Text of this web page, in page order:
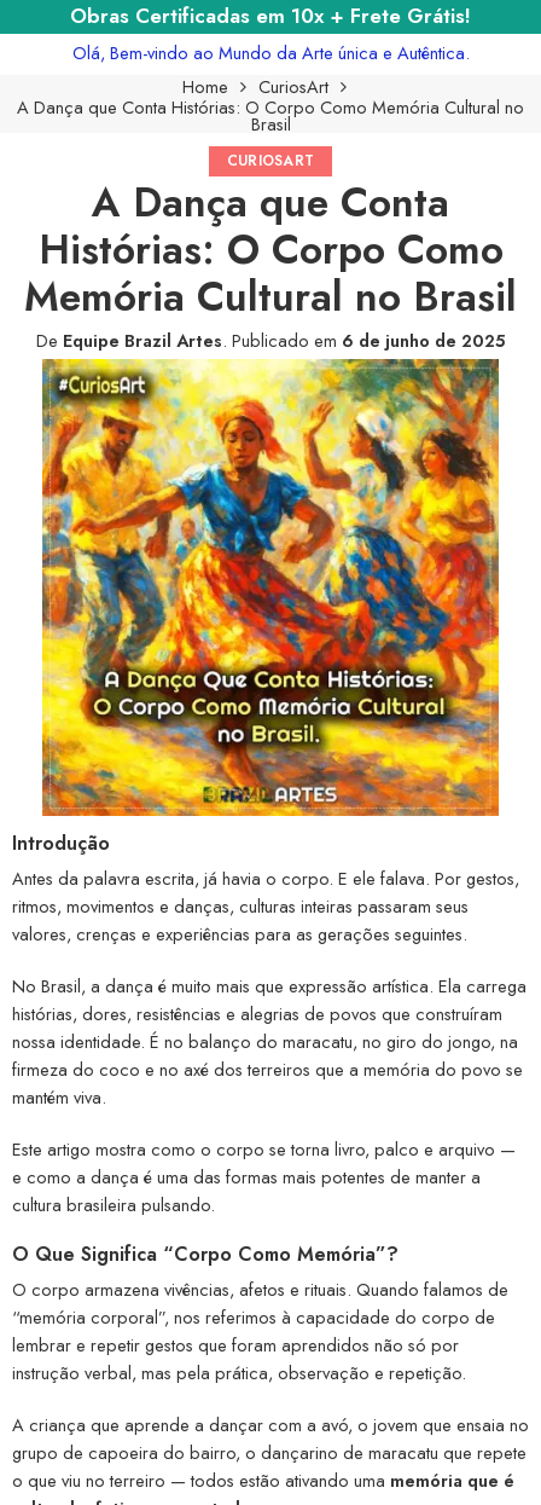
Obras Certificadas em 10x + Frete Grátis!
Olá, Bem-vindo ao Mundo da Arte única e Autêntica.
Home
CuriosArt
A Dança que Conta Histórias: O Corpo Como Memória Cultural no
Brasil
CURIOSART
A Dança que Conta
Histórias: O Corpo Como
Memória Cultural no Brasil
De Equipe Brazil Artes. Publicado em 6 de junho de 2025
Introdução
Antes da palavra escrita, já havia o corpo. E ele falava. Por gestos,
ritmos, movimentos e danças, culturas inteiras passaram seus
valores, crenças e experiências para as gerações seguintes.
No Brasil, a dança é muito mais que expressão artística. Ela carrega
histórias, dores, resistências e alegrias de povos que construíram
nossa identidade. É no balanço do maracatu, no giro do jongo, na
firmeza do coco e no axé dos terreiros que a memória do povo se
mantém viva.
Este artigo mostra como o corpo se torna livro, palco e arquivo —
e como a dança é uma das formas mais potentes de manter a
cultura brasileira pulsando.
O Que Significa “Corpo Como Memória”?
O corpo armazena vivências, afetos e rituais. Quando falamos de
“memória corporal”, nos referimos à capacidade do corpo de
lembrar e repetir gestos que foram aprendidos não só por
instrução verbal, mas pela prática, observação e repetição.
A criança que aprende a dançar com a avó, o jovem que ensaia no
grupo de capoeira do bairro, o dançarino de maracatu que repete
o que viu no terreiro — todos estão ativando uma memória que é